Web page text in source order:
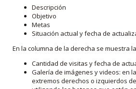
Descripción
Objetivo
Metas
Situación actual y fecha de
En la columna de la derecha se muestra
Cantidad de visitas y fecha de
Galería de imágenes y videos: en
extremos derechos o izquierdos